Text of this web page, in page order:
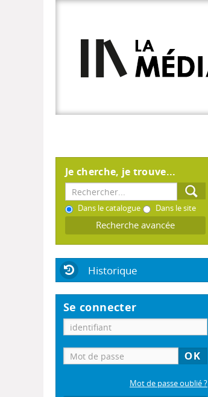
Je cherche, je trouve...
Dans le catalogue Dans le site
Recherche avancée
Historique
Se connecter
Mot de passe oublié ?